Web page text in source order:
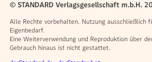
© STANDARD Verlagsgesellschaft m.b.H.
Alle Rechte vorbehalten. Nutzung ausschließlich
Eigenbedarf.
Eine Weiterverwendung und Reproduktion über
Gebrauch hinaus ist nicht gestattet.